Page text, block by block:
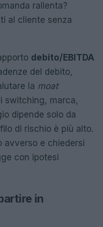
rallenta?
al cliente senza
debito/EBITDA
del debito,
la moat
switching, marca,
dipende solo da
di rischio è più alto.
avverso e chiedersi
con ipotesi
in